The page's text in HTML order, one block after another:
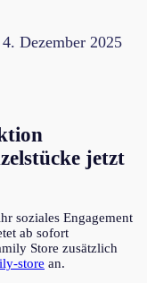
4. Dezember 2025
jetzt
soziales Engagement
ab sofort
Store zusätzlich
store an.